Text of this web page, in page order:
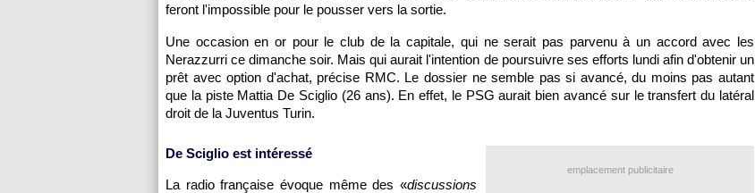
feront l'impossible pour le pousser vers la sortie.
Une occasion en or pour le club de la capitale, qui ne serait pas parvenu à un accord avec les
Nerazzurri ce dimanche soir. Mais qui aurait l'intention de poursuivre ses efforts lundi afin d'obtenir un
prêt avec option d'achat, précise RMC. Le dossier ne semble pas si avancé, du moins pas autant
que la piste Mattia De Sciglio (26 ans). En effet, le PSG aurait bien avancé sur le transfert du latéral
droit de la Juventus Turin.
emplacement publicitaire
De Sciglio est intéressé
La radio française évoque même des «discussions